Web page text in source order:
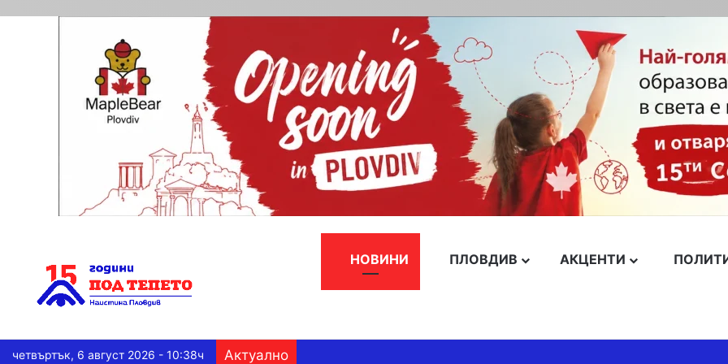
НОВИНИ ПЛОВДИВ АКЦЕНТИ
четвъртък, 6 август 2026 - 10:38ч Актуално